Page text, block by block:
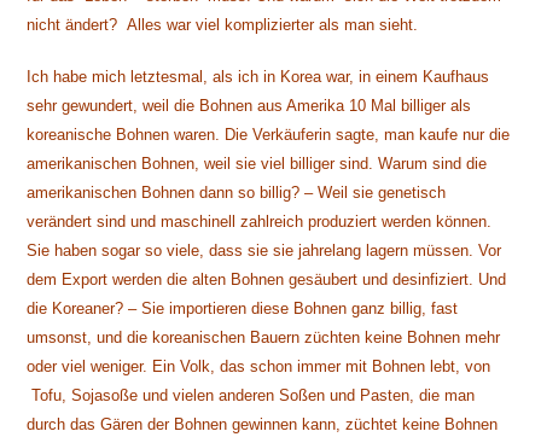
nicht ändert? Alles war viel komplizierter als man sieht.
Ich habe mich letztesmal, als ich in Korea war, in einem Kaufhaus
sehr gewundert, weil die Bohnen aus Amerika 10 Mal billiger als
koreanische Bohnen waren. Die Verkäuferin sagte, man kaufe nur die
amerikanischen Bohnen, weil sie viel billiger sind. Warum sind die
amerikanischen Bohnen dann so billig? – Weil sie genetisch
verändert sind und maschinell zahlreich produziert werden können.
Sie haben sogar so viele, dass sie sie jahrelang lagern müssen. Vor
dem Export werden die alten Bohnen gesäubert und desinfiziert. Und
die Koreaner? – Sie importieren diese Bohnen ganz billig, fast
umsonst, und die koreanischen Bauern züchten keine Bohnen mehr
oder viel weniger. Ein Volk, das schon immer mit Bohnen lebt, von
Tofu, Sojasoße und vielen anderen Soßen und Pasten, die man
durch das Gären der Bohnen gewinnen kann, züchtet keine Bohnen